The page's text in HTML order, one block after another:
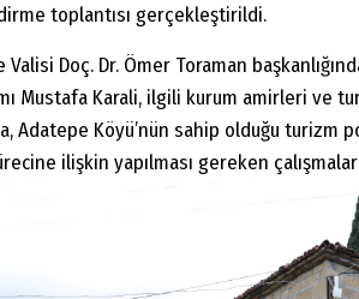
toplantısı gerçekleştirildi.
Valisi Doç. Dr. Ömer Toraman
Mustafa Karali, ilgili kurum amirleri ve
Adatepe Köyü’nün sahip olduğu
ilişkin yapılması gereken çalışmalar